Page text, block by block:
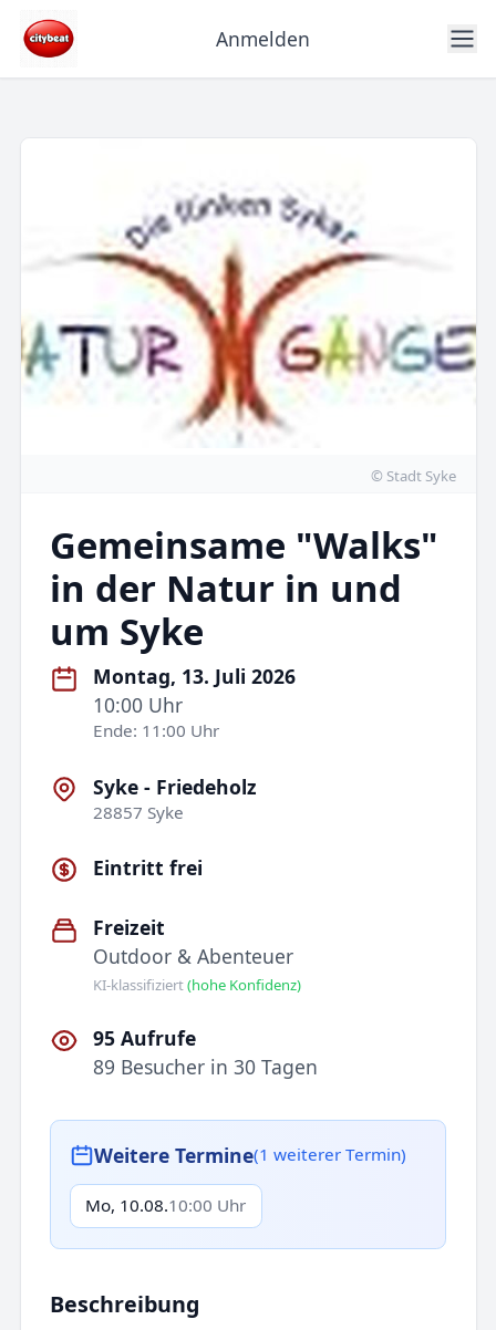
Anmelden
© Stadt Syke
Gemeinsame "Walks"
in der Natur in und
um Syke
Montag, 13. Juli 2026
10:00 Uhr
Ende: 11:00 Uhr
Syke - Friedeholz
28857 Syke
Eintritt frei
Freizeit
Outdoor & Abenteuer
KI-klassifiziert(hohe Konfidenz)
95 Aufrufe
89 Besucher in 30 Tagen
Weitere Termine(1 weiterer Termin)
Mo, 10.08.10:00 Uhr
Beschreibung